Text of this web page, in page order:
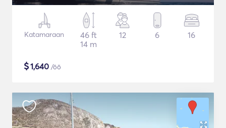
Katamaraan
46 ft
14 m
12 6 16
$1,640 /öö